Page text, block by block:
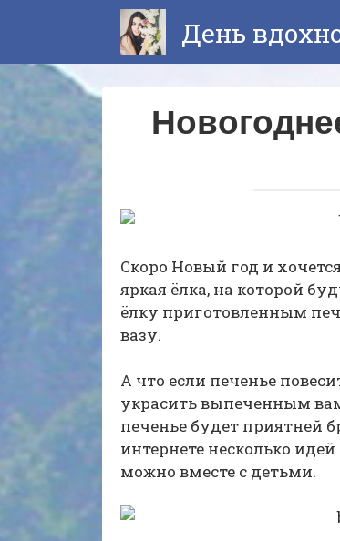
День
Скоро Новый год и
яркая ёлка, на которой
ёлку приготовленным
вазу.
А что если печенье
украсить выпеченным
печенье будет приятней
интернете несколько
можно вместе с детьми.